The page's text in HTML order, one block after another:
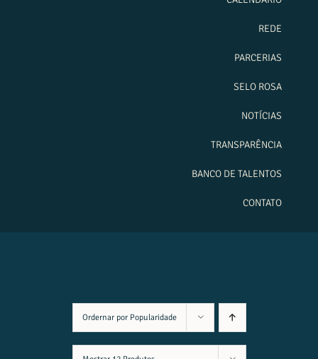
REDE
PARCERIAS
SELO ROSA
NOTÍCIAS
TRANSPARÊNCIA
BANCO DE TALENTOS
CONTATO
Ordernar por Popularidade